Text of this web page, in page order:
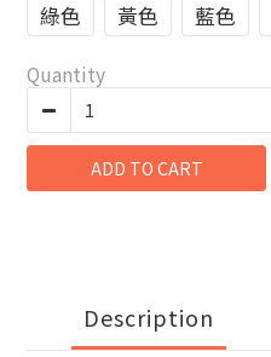
綠色
黃色 藍色
Quantity
ADD TO CART
Description